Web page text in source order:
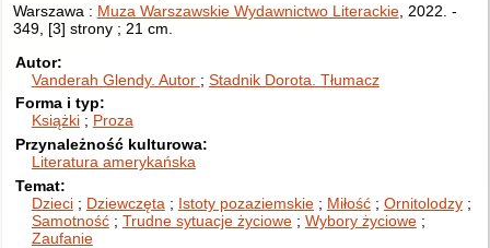
Warszawa : Muza Warszawskie Wydawnictwo Literackie, 2022. -
349, [3] strony ; 21 cm.
Autor
Vanderah Glendy. Autor Stadnik Dorota. Tłumacz
Forma i typ
Książki
Proza
Przynależność kulturowa
Literatura amerykańska
Temat
Dzieci
Dziewczęta Istoty pozaziemskie Miłość
Ornitolodzy
Samotność
Trudne sytuacje życiowe
Wybory życiowe
Zaufanie